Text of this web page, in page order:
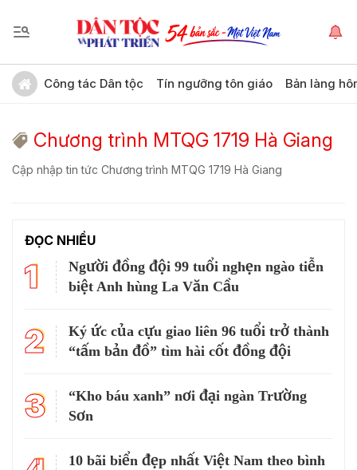
Công tác Dân tộc Tín ngưỡng tôn giáo Bản làng
Chương trình MTQG 1719 Hà Giang
Cập nhập tin tức Chương trình MTQG 1719 Hà Giang
ĐỌC NHIỀU
1
Người đồng đội 99 tuổi nghẹn ngào tiễn
biệt Anh hùng La Văn Cầu
2
Ký ức của cựu giao liên 96 tuổi trở thành
“tấm bản đồ” tìm hài cốt đồng đội
3
“Kho báu xanh” nơi đại ngàn Trường
Sơn
10 bãi biển đẹp nhất Việt Nam theo bình